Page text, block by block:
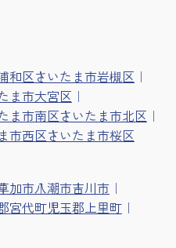
和区さいたま市岩槻区
ま市大宮区
ま市南区さいたま市北区
市西区さいたま市桜区
加市八潮市吉川市
宮代町児玉郡上里町